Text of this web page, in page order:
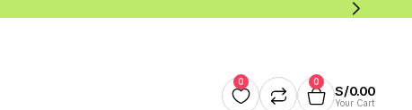
0 0
S/0.00
Your Cart